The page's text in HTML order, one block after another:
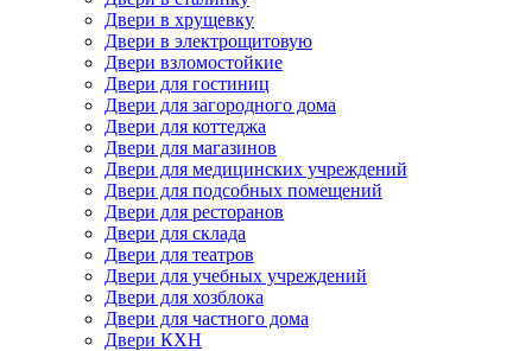
Двери в хрущевку
Двери в электрощитовую
Двери взломостойкие
Двери для гостиниц
Двери для загородного дома
Двери для коттеджа
Двери для магазинов
Двери для медицинских учреждений
Двери для подсобных помещений
Двери для ресторанов
Двери для склада
Двери для театров
Двери для учебных учреждений
Двери для хозблока
Двери для частного дома
Двери КХН